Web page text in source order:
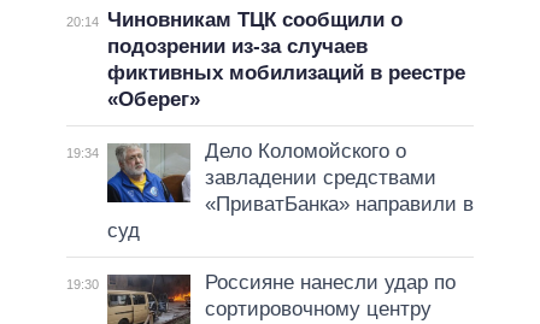
20:14
Чиновникам ТЦК сообщили о
подозрении из-за случаев
фиктивных мобилизаций в реестре
«Оберег»
19:34
Дело Коломойского о
завладении средствами
«ПриватБанка» направили в
суд
19:30
Россияне нанесли удар по
сортировочному центру